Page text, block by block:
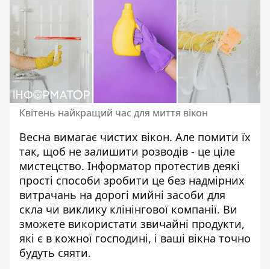
Квітень найкращий час для миття вікон
Весна вимагає чистих вікон. Але помити їх
так, щоб не залишити розводів - це ціле
мистецство. Інформатор протестив деякі
прості способи зробити це без надмірних
витрачань на дорогі мийні засоби для
скла чи виклику клінінгової компанії. Ви
зможете використати звичайні продукти,
які є в кожної господині, і ваші вікна точно
будуть сяяти.